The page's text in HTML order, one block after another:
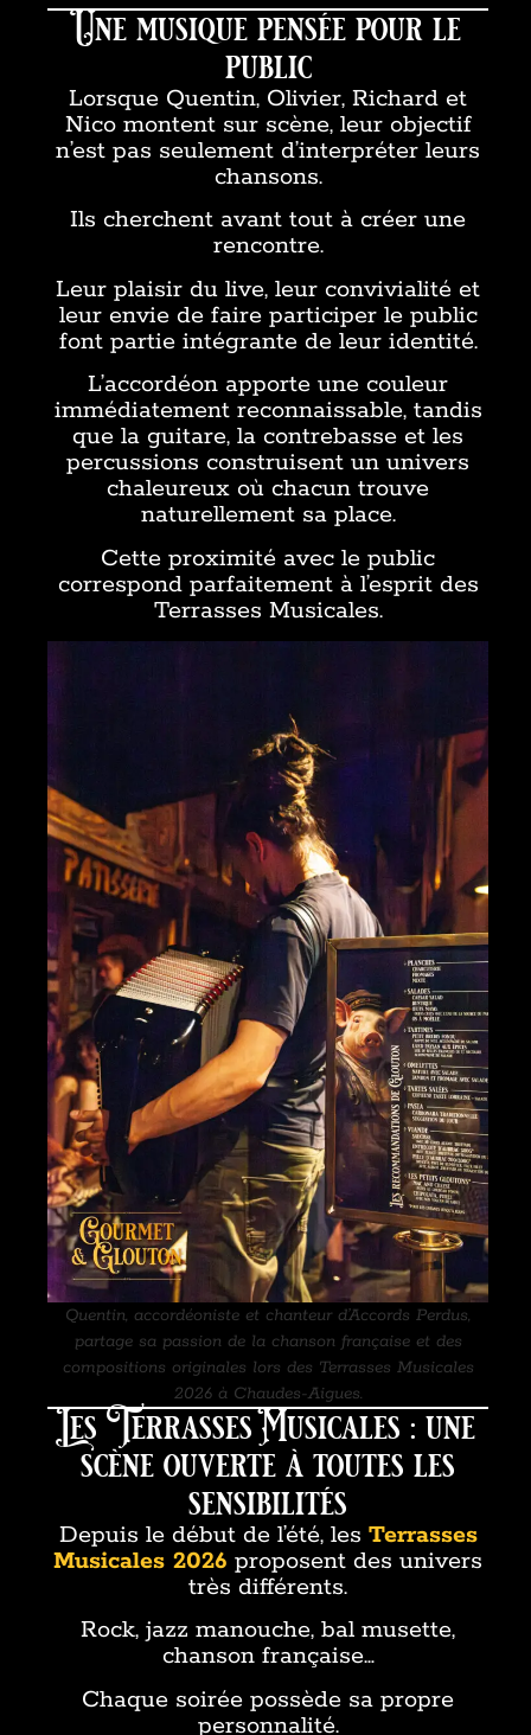
Une musique pensée pour le
public
Lorsque Quentin, Olivier, Richard et
Nico montent sur scène, leur objectif
n’est pas seulement d’interpréter leurs
chansons.
Ils cherchent avant tout à créer une
rencontre.
Leur plaisir du live, leur convivialité et
leur envie de faire participer le public
font partie intégrante de leur identité.
L’accordéon apporte une couleur
immédiatement reconnaissable, tandis
que la guitare, la contrebasse et les
percussions construisent un univers
chaleureux où chacun trouve
naturellement sa place.
Cette proximité avec le public
correspond parfaitement à l’esprit des
Terrasses Musicales.
Quentin, accordéoniste et chanteur d’Accords Perdus,
partage sa passion de la chanson française et des
compositions originales lors des Terrasses Musicales
2026 à Chaudes-Aigues.
Les Terrasses Musicales : une
scène ouverte à toutes les
sensibilités
Depuis le début de l’été, les Terrasses
Musicales 2026 proposent des univers
très différents.
Rock, jazz manouche, bal musette,
chanson française…
Chaque soirée possède sa propre
personnalité.